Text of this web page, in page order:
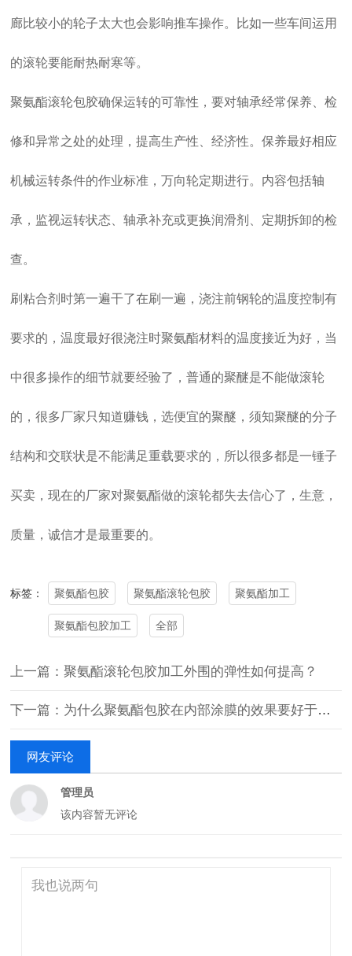
廊比较小的轮子太大也会影响推车操作。比如一些车间运用
的滚轮要能耐热耐寒等。
聚氨酯滚轮包胶确保运转的可靠性，要对轴承经常保养、检
修和异常之处的处理，提高生产性、经济性。保养最好相应
机械运转条件的作业标准，万向轮定期进行。内容包括轴
承，监视运转状态、轴承补充或更换润滑剂、定期拆卸的检
查。
刷粘合剂时第一遍干了在刷一遍，浇注前钢轮的温度控制有
要求的，温度最好很浇注时聚氨酯材料的温度接近为好，当
中很多操作的细节就要经验了，普通的聚醚是不能做滚轮
的，很多厂家只知道赚钱，选便宜的聚醚，须知聚醚的分子
结构和交联状是不能满足重载要求的，所以很多都是一锤子
买卖，现在的厂家对聚氨酯做的滚轮都失去信心了，生意，
质量，诚信才是最重要的。
标签： 聚氨酯包胶 聚氨酯滚轮包胶 聚氨酯加工
聚氨酯包胶加工 全部
上一篇：聚氨酯滚轮包胶加工外围的弹性如何提高？
下一篇：为什么聚氨酯包胶在内部涂膜的效果要好于表面涂膜？
网友评论
管理员
该内容暂无评论